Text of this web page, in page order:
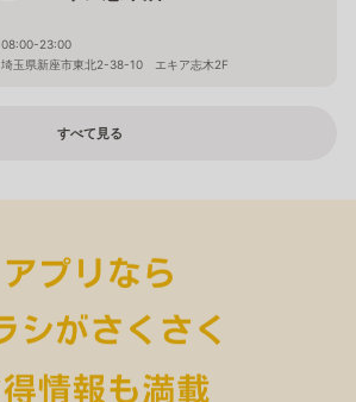
08:00-23:00
埼玉県新座市東北2-38-10 エキア志木2F
すべて見る